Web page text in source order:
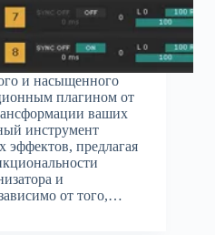
и насыщенного
плагином от
ваших
инструмент
предлагая
и
от того,…